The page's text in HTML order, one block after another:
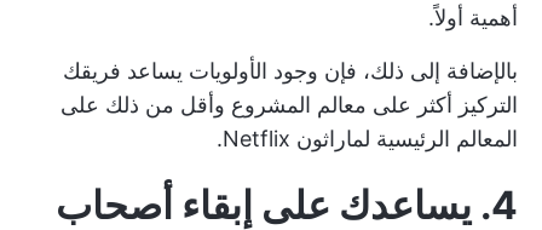
أهمية أولاً.
بالإضافة إلى ذلك، فإن وجود الأولويات يساعد فريقك
التركيز أكثر على معالم المشروع وأقل من ذلك على
المعالم الرئيسية لماراثون Netflix.
4. يساعدك على إبقاء أصحاب